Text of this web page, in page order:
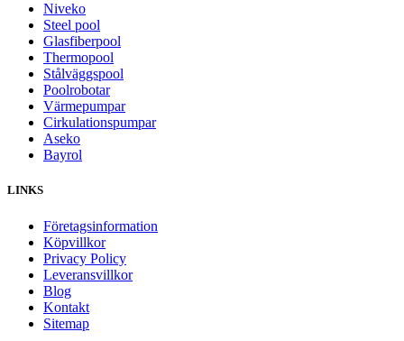
Niveko
Steel pool
Glasfiberpool
Thermopool
Stålväggspool
Poolrobotar
Värmepumpar
Cirkulationspumpar
Aseko
Bayrol
LINKS
Företagsinformation
Köpvillkor
Privacy Policy
Leveransvillkor
Blog
Kontakt
Sitemap